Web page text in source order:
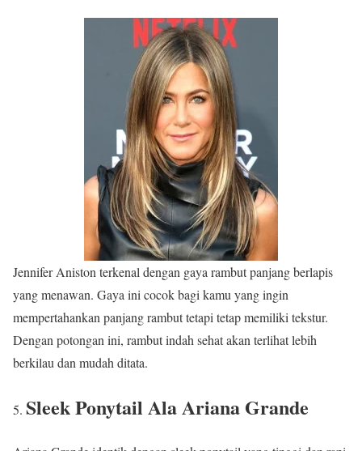
Jennifer Aniston terkenal dengan gaya rambut panjang berlapis
yang menawan. Gaya ini cocok bagi kamu yang ingin
mempertahankan panjang rambut tetapi tetap memiliki tekstur.
Dengan potongan ini, rambut indah sehat akan terlihat lebih
berkilau dan mudah ditata.
Sleek Ponytail Ala Ariana Grande